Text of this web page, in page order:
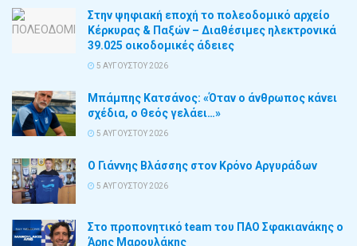
Στην ψηφιακή εποχή το πολεοδομικό αρχείο
Κέρκυρας & Παξών – Διαθέσιμες ηλεκτρονικά
39.025 οικοδομικές άδειες
5 ΑΥΓΟΎΣΤΟΥ 2026
Μπάμπης Κατσάνος: «Όταν ο άνθρωπος κάνει
σχέδια, ο Θεός γελάει…»
5 ΑΥΓΟΎΣΤΟΥ 2026
Ο Γιάννης Βλάσσης στον Κρόνο Αργυράδων
5 ΑΥΓΟΎΣΤΟΥ 2026
Στο προπονητικό team του ΠΑΟ Σφακιανάκης ο
Άρης Μαρουλάκης